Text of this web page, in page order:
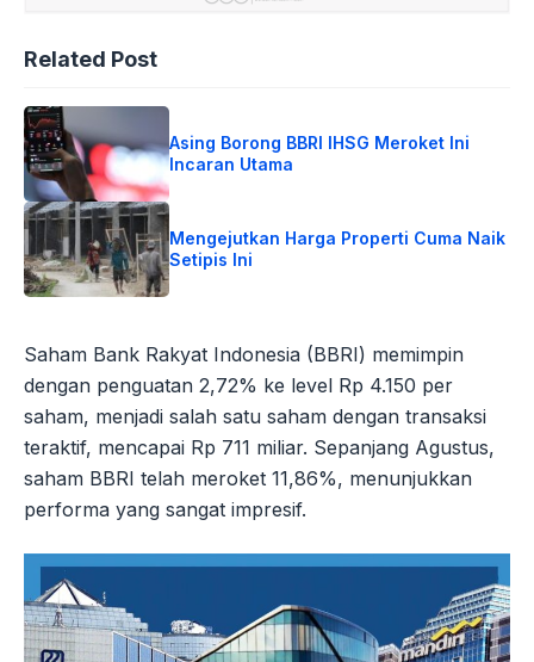
Related Post
Asing Borong BBRI IHSG Meroket Ini
Incaran Utama
Mengejutkan Harga Properti Cuma Naik
Setipis Ini
Saham Bank Rakyat Indonesia (BBRI) memimpin
dengan penguatan 2,72% ke level Rp 4.150 per
saham, menjadi salah satu saham dengan transaksi
teraktif, mencapai Rp 711 miliar. Sepanjang Agustus,
saham BBRI telah meroket 11,86%, menunjukkan
performa yang sangat impresif.